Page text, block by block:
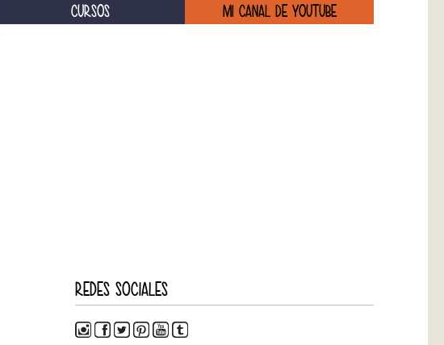
CURSOS MI CANAL DE YOUTUBE
REDES SOCIALES